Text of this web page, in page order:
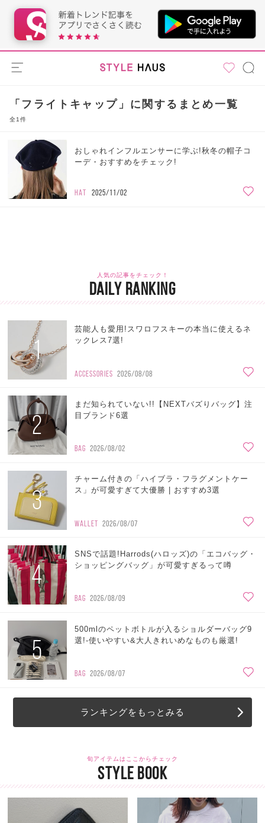
「フライトキャップ」に関するまとめ一覧
全1件
おしゃれインフルエンサーに学ぶ!秋冬の帽子コ
ーデ・おすすめをチェック!
HAT 2025/11/02
人気の記事をチェック！
DAILY RANKING
1
芸能人も愛用!スワロフスキーの本当に使えるネ
ックレス7選!
ACCESSORIES 2026/08/08
2
まだ知られていない!!【NEXTバズりバッグ】注
目ブランド6選
BAG 2026/08/02
3
チャーム付きの「ハイブラ・フラグメントケー
ス」が可愛すぎて大優勝 | おすすめ3選
WALLET 2026/08/07
4
SNSで話題!Harrods(ハロッズ)の「エコバッグ・
ショッピングバッグ」が可愛すぎるって噂
BAG 2026/08/09
5
500mlのペットボトルが入るショルダーバッグ9
選!-使いやすい&大人きれいめなものも厳選!
BAG 2026/08/07
ランキングをもっとみる
旬アイテムはここからチェック
STYLE BOOK